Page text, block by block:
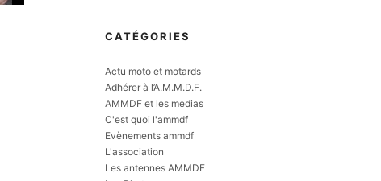
CATÉGORIES
Actu moto et motards
Adhérer à l’A.M.M.D.F.
AMMDF et les medias
C'est quoi l'ammdf
Evènements ammdf
L'association
Les antennes AMMDF